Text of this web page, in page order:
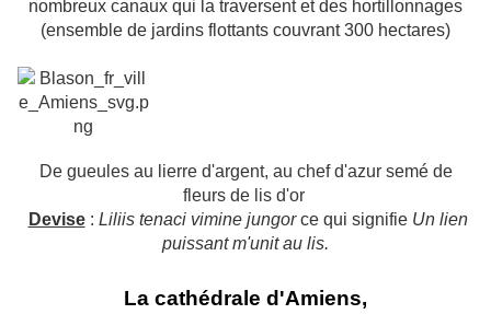
nombreux canaux qui la traversent et des hortillonnages
(ensemble de jardins flottants couvrant 300 hectares)
De gueules au lierre d'argent, au chef d'azur semé de
fleurs de lis d'or
Devise: Liliis tenaci vimine jungorce qui signifie Un lien
puissant m'unit au lis.
La cathédrale d'Amiens,